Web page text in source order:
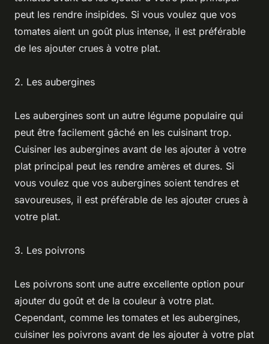
peut les rendre insipides. Si vous voulez que vos
tomates aient un goût plus intense, il est préférable
de les ajouter crues à votre plat.
2. Les aubergines
Les aubergines sont un autre légume populaire qui
peut être facilement gâché en les cuisinant trop.
Cuisiner les aubergines avant de les ajouter à votre
plat principal peut les rendre amères et dures. Si
vous voulez que vos aubergines soient tendres et
savoureuses, il est préférable de les ajouter crues à
votre plat.
3. Les poivrons
Les poivrons sont une autre excellente option pour
ajouter du goût et de la couleur à votre plat.
Cependant, comme les tomates et les aubergines,
cuisiner les poivrons avant de les ajouter à votre plat